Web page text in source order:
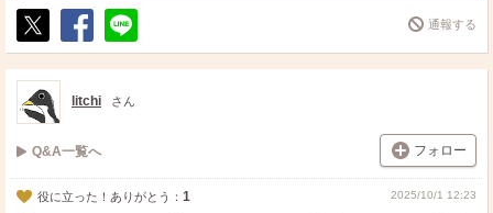
ポ
ス
ト
シ
ェ
送
る
通報する
litchi さん
Q&A一覧へ フォロー
役に立った！ありがとう： 1 2025/10/1 12:23